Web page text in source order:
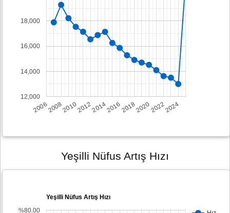
2006200820102012201420162018202020222024
12,000
14,000
16,000
18,000
Yeşilli Nüfus Artış Hızı
Yeşilli Nüfus Artış Hızı
%80.00